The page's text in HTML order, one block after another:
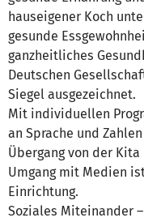
hauseigener Koch
gesunde
ganzheitliches
Deutschen
Siegel ausgezeichnet.
Mit individuellen
an Sprache und
Übergang von der
Umgang mit Medien
Einrichtung.
Soziales Miteinander